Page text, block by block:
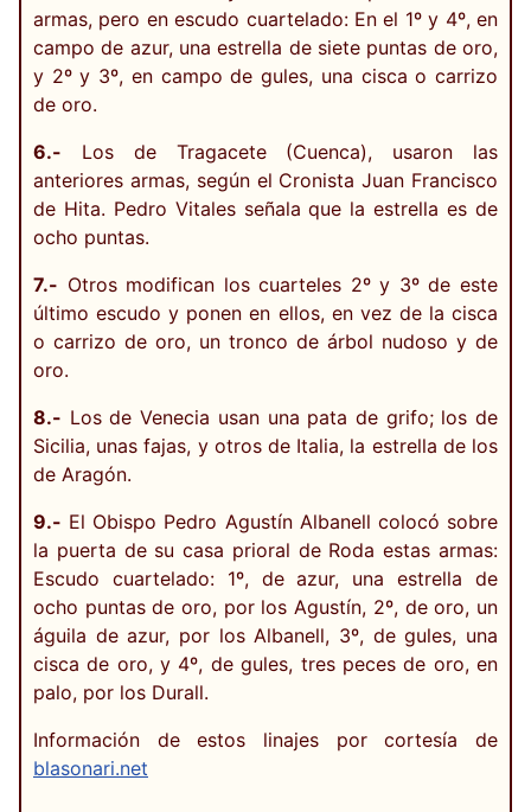
armas, pero en escudo cuartelado: En el 1º y 4º, en
campo de azur, una estrella de siete puntas de oro,
y 2º y 3º, en campo de gules, una cisca o carrizo
de oro.
6.- Los de Tragacete (Cuenca), usaron las
anteriores armas, según el Cronista Juan Francisco
de Hita. Pedro Vitales señala que la estrella es de
ocho puntas.
7.- Otros modifican los cuarteles 2º y 3º de este
último escudo y ponen en ellos, en vez de la cisca
o carrizo de oro, un tronco de árbol nudoso y de
oro.
8.- Los de Venecia usan una pata de grifo; los de
Sicilia, unas fajas, y otros de Italia, la estrella de los
de Aragón.
9.- El Obispo Pedro Agustín Albanell colocó sobre
la puerta de su casa prioral de Roda estas armas:
Escudo cuartelado: 1º, de azur, una estrella de
ocho puntas de oro, por los Agustín, 2º, de oro, un
águila de azur, por los Albanell, 3º, de gules, una
cisca de oro, y 4º, de gules, tres peces de oro, en
palo, por los Durall.
Información de estos linajes por cortesía de
blasonari.net